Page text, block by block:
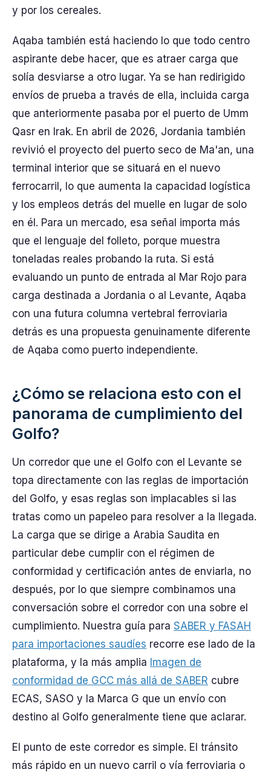
y por los cereales.
Aqaba también está haciendo lo que todo centro
aspirante debe hacer, que es atraer carga que
solía desviarse a otro lugar. Ya se han redirigido
envíos de prueba a través de ella, incluida carga
que anteriormente pasaba por el puerto de Umm
Qasr en Irak. En abril de 2026, Jordania también
revivió el proyecto del puerto seco de Ma'an, una
terminal interior que se situará en el nuevo
ferrocarril, lo que aumenta la capacidad logística
y los empleos detrás del muelle en lugar de solo
en él. Para un mercado, esa señal importa más
que el lenguaje del folleto, porque muestra
toneladas reales probando la ruta. Si está
evaluando un punto de entrada al Mar Rojo para
carga destinada a Jordania o al Levante, Aqaba
con una futura columna vertebral ferroviaria
detrás es una propuesta genuinamente diferente
de Aqaba como puerto independiente.
¿Cómo se relaciona esto con el
panorama de cumplimiento del
Golfo?
Un corredor que une el Golfo con el Levante se
topa directamente con las reglas de importación
del Golfo, y esas reglas son implacables si las
tratas como un papeleo para resolver a la llegada.
La carga que se dirige a Arabia Saudita en
particular debe cumplir con el régimen de
conformidad y certificación antes de enviarla, no
después, por lo que siempre combinamos una
conversación sobre el corredor con una sobre el
cumplimiento. Nuestra guía para SABER y FASAH
para importaciones saudíes recorre ese lado de la
plataforma, y la más amplia Imagen de
conformidad de GCC más allá de SABER cubre
ECAS, SASO y la Marca G que un envío con
destino al Golfo generalmente tiene que aclarar.
El punto de este corredor es simple. El tránsito
más rápido en un nuevo carril o vía ferroviaria o